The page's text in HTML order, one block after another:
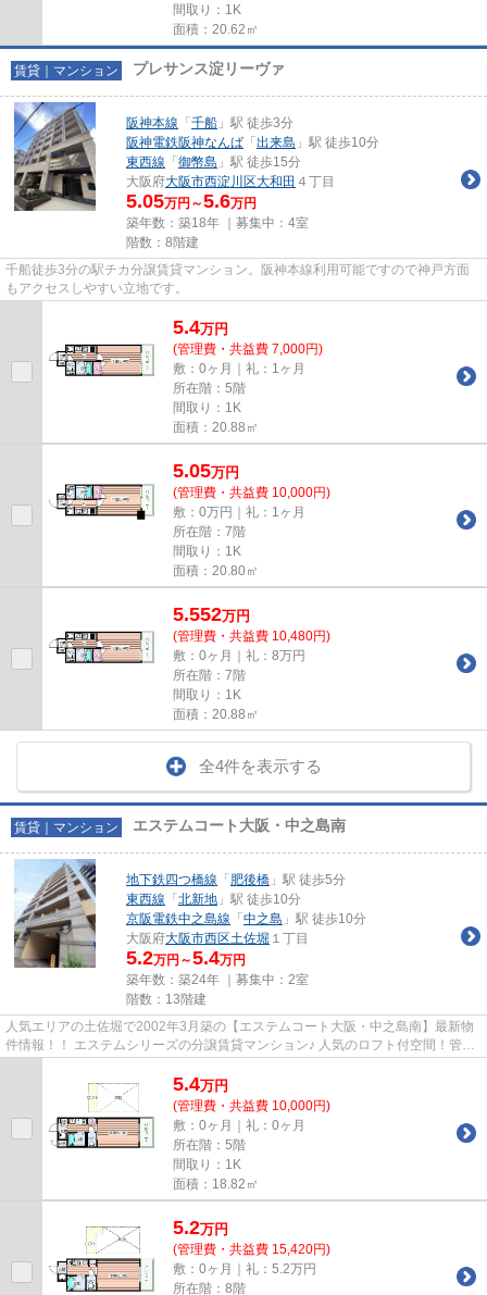
間取り：1K
面積：20.62㎡
賃貸｜マンション プレサンス淀リーヴァ
阪神本線 「 千船 」駅 徒歩3分
阪神電鉄阪神なんば 「 出来島 」駅 徒歩10分
東西線 「 御幣島 」駅 徒歩15分
大阪府大阪市西淀川区大和田 ４丁目
5.05万円～5.6万円
築年数：築18年 ｜募集中： 4室
階数：8階建
千船徒歩3分の駅チカ分譲賃貸マンション。阪神本線利用可能ですので神戸方面
もアクセスしやすい立地です。
5.4万円
(管理費・共益費 7,000円)
敷：0ヶ月｜礼：1ヶ月
所在階：5階
間取り：1K
面積：20.88㎡
5.05万円
(管理費・共益費 10,000円)
敷：0万円｜礼：1ヶ月
所在階：7階
間取り：1K
面積：20.80㎡
5.552万円
(管理費・共益費 10,480円)
敷：0ヶ月｜礼：8万円
所在階：7階
間取り：1K
面積：20.88㎡
全4件を表示する
賃貸｜マンション エステムコート大阪・中之島南
地下鉄四つ橋線 「 肥後橋 」駅 徒歩5分
東西線 「 北新地 」駅 徒歩10分
京阪電鉄中之島線 「 中之島 」駅 徒歩10分
大阪府大阪市西区土佐堀 １丁目
5.2万円～5.4万円
築年数：築24年 ｜募集中： 2室
階数：13階建
人気エリアの土佐堀で2002年3月築の【エステムコート大阪・中之島南】最新物
件情報！！ エステムシリーズの分譲賃貸マンション♪ 人気のロフト付空間！管理
5.4万円
(管理費・共益費 10,000円)
敷：0ヶ月｜礼：0ヶ月
所在階：5階
間取り：1K
面積：18.82㎡
5.2万円
(管理費・共益費 15,420円)
敷：0ヶ月｜礼：5.2万円
所在階：8階